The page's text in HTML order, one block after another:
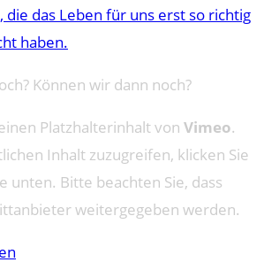
die das Leben für uns erst so richtig
haben.
Können wir dann noch?
Platzhalterinhalt von Vimeo.
Inhalt zuzugreifen, klicken Sie
unten. Bitte beachten Sie, dass
weitergegeben werden.